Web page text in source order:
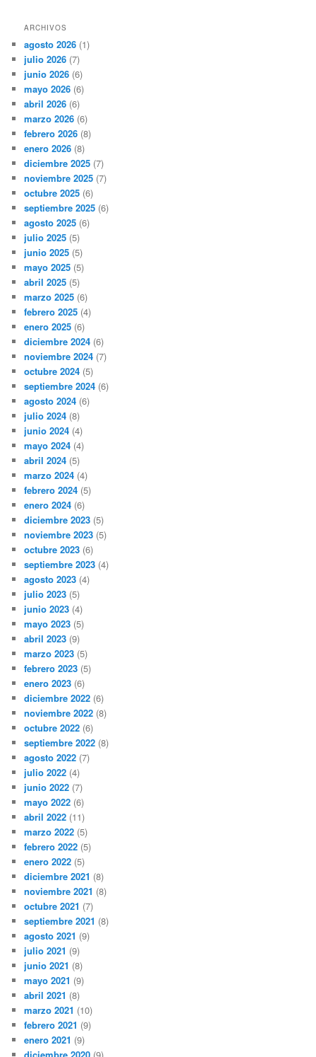
ARCHIVOS
agosto 2026 (1)
julio 2026 (7)
junio 2026 (6)
mayo 2026 (6)
abril 2026 (6)
marzo 2026 (6)
febrero 2026 (8)
enero 2026 (8)
diciembre 2025 (7)
noviembre 2025 (7)
octubre 2025 (6)
septiembre 2025 (6)
agosto 2025 (6)
julio 2025 (5)
junio 2025 (5)
mayo 2025 (5)
abril 2025 (5)
marzo 2025 (6)
febrero 2025 (4)
enero 2025 (6)
diciembre 2024 (6)
noviembre 2024 (7)
octubre 2024 (5)
septiembre 2024 (6)
agosto 2024 (6)
julio 2024 (8)
junio 2024 (4)
mayo 2024 (4)
abril 2024 (5)
marzo 2024 (4)
febrero 2024 (5)
enero 2024 (6)
diciembre 2023 (5)
noviembre 2023 (5)
octubre 2023 (6)
septiembre 2023 (4)
agosto 2023 (4)
julio 2023 (5)
junio 2023 (4)
mayo 2023 (5)
abril 2023 (9)
marzo 2023 (5)
febrero 2023 (5)
enero 2023 (6)
diciembre 2022 (6)
noviembre 2022 (8)
octubre 2022 (6)
septiembre 2022 (8)
agosto 2022 (7)
julio 2022 (4)
junio 2022 (7)
mayo 2022 (6)
abril 2022 (11)
marzo 2022 (5)
febrero 2022 (5)
enero 2022 (5)
diciembre 2021 (8)
noviembre 2021 (8)
octubre 2021 (7)
septiembre 2021 (8)
agosto 2021 (9)
julio 2021 (9)
junio 2021 (8)
mayo 2021 (9)
abril 2021 (8)
marzo 2021 (10)
febrero 2021 (9)
enero 2021 (9)